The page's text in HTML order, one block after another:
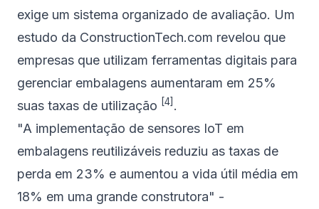
exige um sistema organizado de avaliação. Um
estudo da ConstructionTech.com revelou que
empresas que utilizam ferramentas digitais para
gerenciar embalagens aumentaram em 25%
suas taxas de utilização [4] .
"A implementação de sensores IoT em
embalagens reutilizáveis reduziu as taxas de
perda em 23% e aumentou a vida útil média em
18% em uma grande construtora" -